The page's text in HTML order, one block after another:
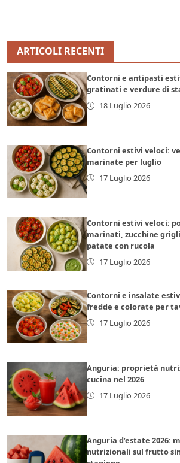
ARTICOLI RECENTI
Contorni e antipasti
gratinati e verdure di
18 Luglio 2026
Contorni estivi veloci:
marinate per luglio
17 Luglio 2026
Contorni estivi veloci:
marinati, zucchine
patate con rucola
17 Luglio 2026
Contorni e insalate
fredde e colorate per
17 Luglio 2026
Anguria: proprietà
cucina nel 2026
17 Luglio 2026
Anguria d’estate 2026:
nutrizionali sul frutto